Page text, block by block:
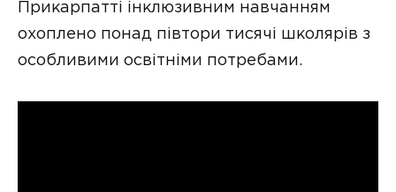
Прикарпатті інклюзивним навчанням
охоплено понад півтори тисячі школярів з
особливими освітніми потребами.